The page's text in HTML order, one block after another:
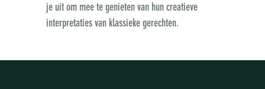
je uit om mee te genieten van hun creatieve
interpretaties van klassieke gerechten.